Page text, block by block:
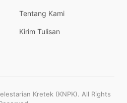
Tentang Kami
Kirim Tulisan
Kretek (KNPK). All Rights